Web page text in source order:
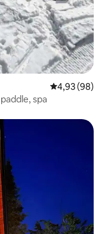
Évaluation
4,93 (98)
spa